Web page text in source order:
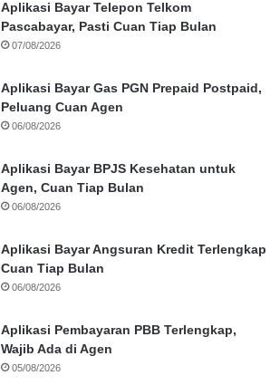
Aplikasi Bayar Telepon Telkom
Pascabayar, Pasti Cuan Tiap Bulan
07/08/2026
Aplikasi Bayar Gas PGN Prepaid Postpaid,
Peluang Cuan Agen
06/08/2026
Aplikasi Bayar BPJS Kesehatan untuk
Agen, Cuan Tiap Bulan
06/08/2026
Aplikasi Bayar Angsuran Kredit Terlengkap
Cuan Tiap Bulan
06/08/2026
Aplikasi Pembayaran PBB Terlengkap,
Wajib Ada di Agen
05/08/2026